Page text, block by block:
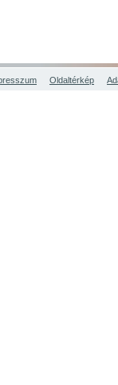
Oldaltérkép